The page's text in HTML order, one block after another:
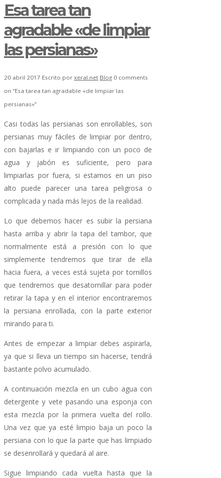
Esa tarea tan
agradable «de limpiar
las persianas»
20 abril 2017 Escrito por xeral.net Blog 0 comments
on “Esa tarea tan agradable «de limpiar las
persianas»”
Casi todas las persianas son enrollables, son
persianas muy fáciles de limpiar por dentro,
con bajarlas e ir limpiando con un poco de
agua y jabón es suficiente, pero para
limpiarlas por fuera, si estamos en un piso
alto puede parecer una tarea peligrosa o
complicada y nada más lejos de la realidad.
Lo que debemos hacer es subir la persiana
hasta arriba y abrir la tapa del tambor, que
normalmente está a presión con lo que
simplemente tendremos que tirar de ella
hacia fuera, a veces está sujeta por tornillos
que tendremos que desatornillar para poder
retirar la tapa y en el interior encontraremos
la persiana enrollada, con la parte exterior
mirando para ti.
Antes de empezar a limpiar debes aspirarla,
ya que si lleva un tiempo sin hacerse, tendrá
bastante polvo acumulado.
A continuación mezcla en un cubo agua con
detergente y vete pasando una esponja con
esta mezcla por la primera vuelta del rollo.
Una vez que ya esté limpio baja un poco la
persiana con lo que la parte que has limpiado
se desenrollará y quedará al aire.
Sigue limpiando cada vuelta hasta que la